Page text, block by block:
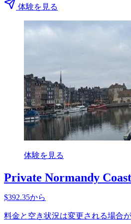
体験を見る
体験を見る
Private Normandy
$392.35から
料金と空き状況は変更される場合が